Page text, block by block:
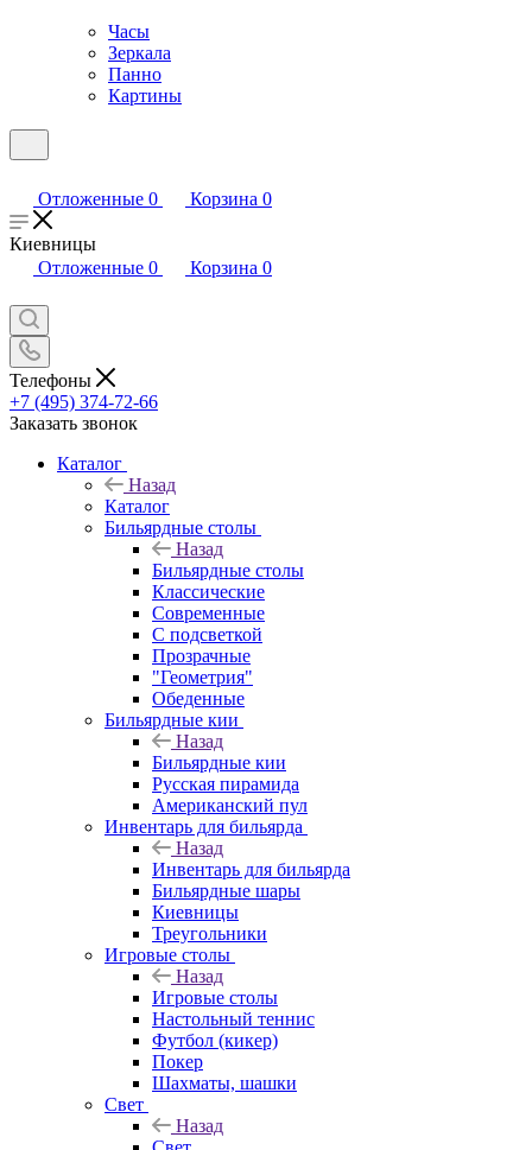
Часы
Зеркала
Панно
Картины
Отложенные 0 Корзина 0
Киевницы
Отложенные 0 Корзина 0
Телефоны
+7 (495) 374-72-66
Заказать звонок
Каталог
Назад
Каталог
Бильярдные столы
Назад
Бильярдные столы
Классические
Современные
С подсветкой
Прозрачные
"Геометрия"
Обеденные
Бильярдные кии
Назад
Бильярдные кии
Русская пирамида
Американский пул
Инвентарь для бильярда
Назад
Инвентарь для бильярда
Бильярдные шары
Киевницы
Треугольники
Игровые столы
Назад
Игровые столы
Настольный теннис
Футбол (кикер)
Покер
Шахматы, шашки
Свет
Назад